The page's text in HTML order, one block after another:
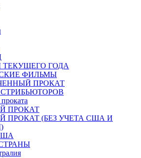
ГОДА
ФИЛЬМЫ
ПРОКАТ
ПРОКАТ
ПРОКАТ (БЕЗ УЧЕТА США И